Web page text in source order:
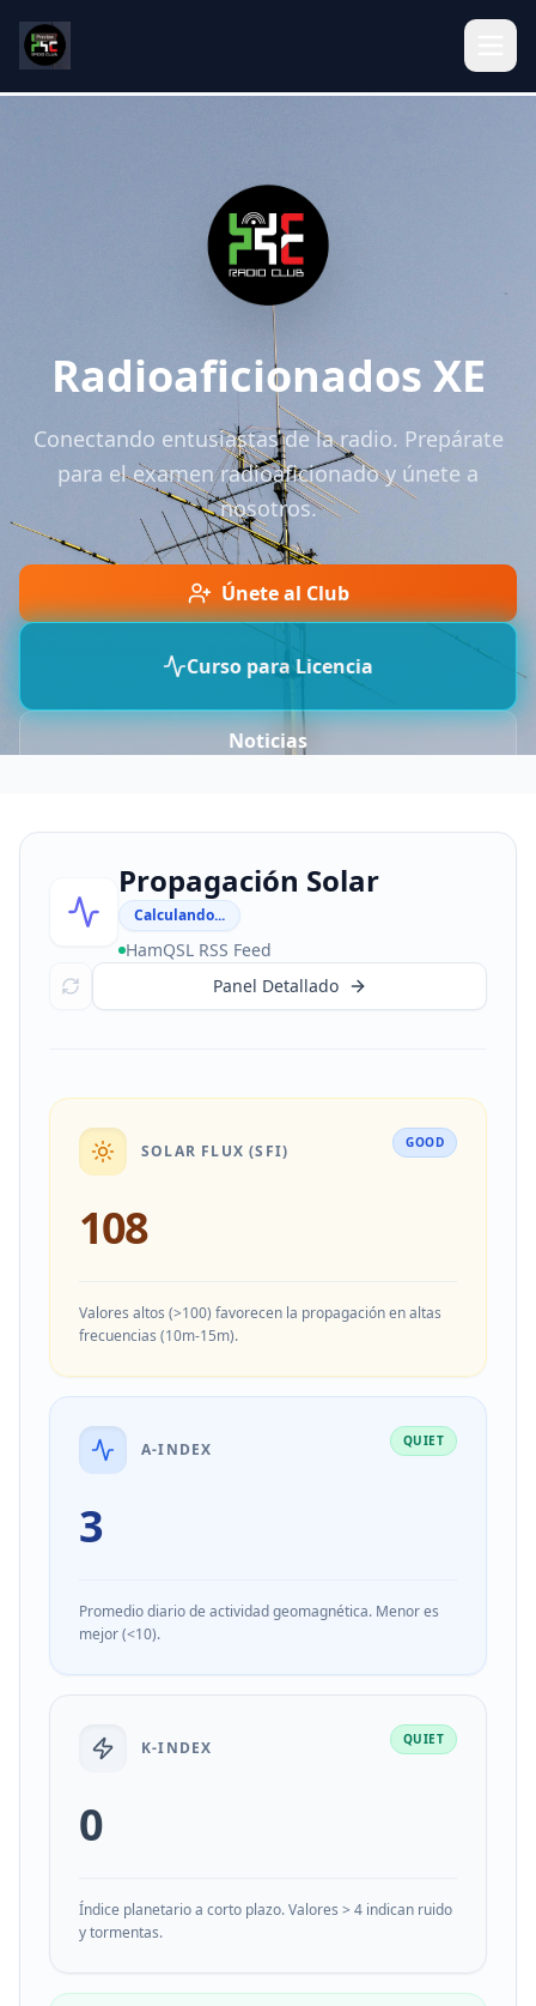
Radioaficionados XE
Conectando entusiastas de la radio. Prepárate
para el examen radioaficionado y únete a
nosotros.
Únete al Club
Curso para Licencia
Noticias
Propagación Solar
Calculando...
HamQSL RSS Feed
Panel Detallado
SOLAR FLUX (SFI) GOOD
108
Valores altos (>100) favorecen la propagación en altas
frecuencias (10m-15m).
A-INDEX QUIET
3
Promedio diario de actividad geomagnética. Menor es
mejor (<10).
K-INDEX QUIET
0
Índice planetario a corto plazo. Valores > 4 indican ruido
y tormentas.